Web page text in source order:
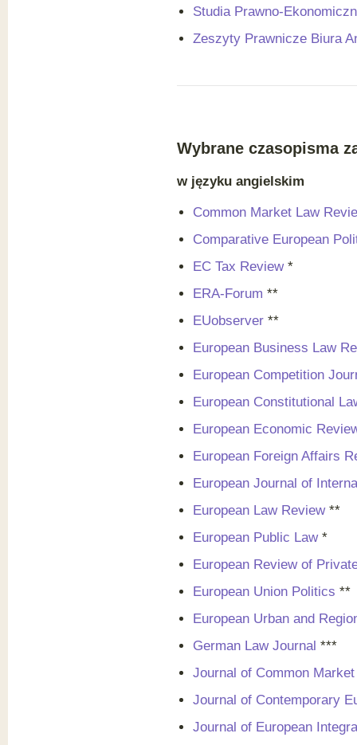
Studia Prawno-
Zeszyty Prawnicze Biura
Wybrane czasopisma
w języku angielskim
Common Market Law
Comparative European
EC Tax Review*
ERA-Forum **
EUobserver **
European Business Law
European Competition
European Constitutional
European Economic
European Foreign Affairs
European Journal of
European Law Review**
European Public Law*
European Review of
European Union Politics **
European Urban and
German Law Journal ***
Journal of Common
Journal of Contemporary
Journal of European